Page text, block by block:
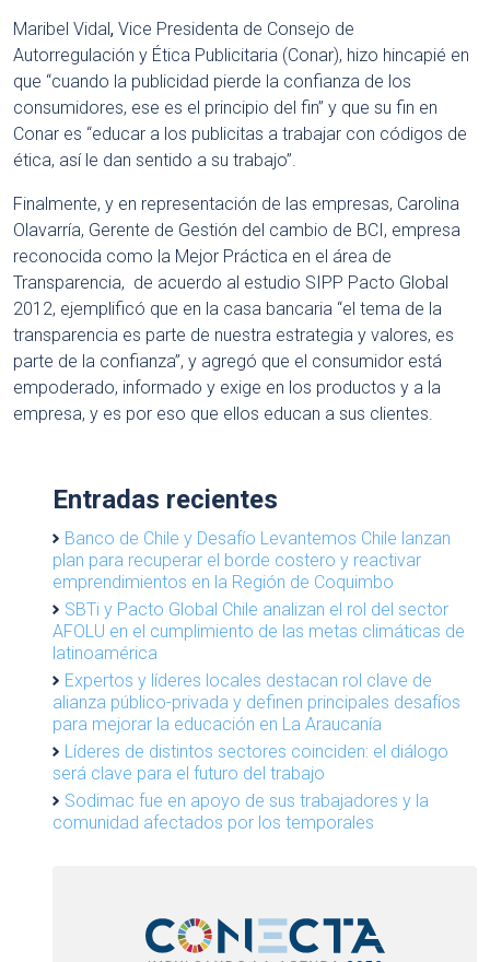
Maribel Vidal, Vice Presidenta de Consejo de
Autorregulación y Ética Publicitaria (Conar), hizo hincapié en
que “cuando la publicidad pierde la confianza de los
consumidores, ese es el principio del fin” y que su fin en
Conar es “educar a los publicitas a trabajar con códigos de
ética, así le dan sentido a su trabajo”.
Finalmente, y en representación de las empresas, Carolina
Olavarría, Gerente de Gestión del cambio de BCI, empresa
reconocida como la Mejor Práctica en el área de
Transparencia, de acuerdo al estudio SIPP Pacto Global
2012, ejemplificó que en la casa bancaria “el tema de la
transparencia es parte de nuestra estrategia y valores, es
parte de la confianza”, y agregó que el consumidor está
empoderado, informado y exige en los productos y a la
empresa, y es por eso que ellos educan a sus clientes.
Entradas recientes
Banco de Chile y Desafío Levantemos Chile lanzan
plan para recuperar el borde costero y reactivar
emprendimientos en la Región de Coquimbo
SBTi y Pacto Global Chile analizan el rol del sector
AFOLU en el cumplimiento de las metas climáticas de
latinoamérica
Expertos y líderes locales destacan rol clave de
alianza público-privada y definen principales desafíos
para mejorar la educación en La Araucanía
Líderes de distintos sectores coinciden: el diálogo
será clave para el futuro del trabajo
Sodimac fue en apoyo de sus trabajadores y la
comunidad afectados por los temporales